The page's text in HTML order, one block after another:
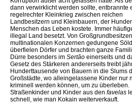
dann verwirklicht werden sollte, entbrannte
regelrechter Kleinkrieg zwischen reichen
Landbesitzern und Kleinbauern, der
Menschen das Leben kostete. Immer
illegal Land besetzt. Von
multinationalen Konzernen gedungene
überfielen Dörfer und brachten ganze
Dürre besonders im Sertâo einerseits und
Gesetz des Stärkeren andererseits treibt
Hunderttausende von Bauern in die Slums
Großstädte, wo alleingelassene Kinder nur
kriminell werden können, um zu überleben.
Straßenkinder und Kinder aus den favelas
schnell, wie man Kokain weiterverkauft.